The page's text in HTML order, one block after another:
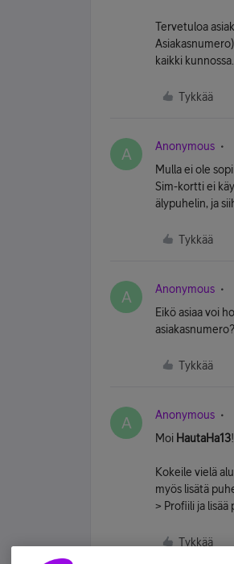
Tervetuloa
kaikki
Tykkää
A Anonymous
Mulla ei ole
Sim-kortti ei
älypuhelin, ja
Tykkää
A Anonymous
Eikö asiaa voi
asiakasnumero?
Tykkää
A Anonymous
Moi HautaHa13!
Kokeile vielä
myös lisätä
> Profiili ja
Tykkää